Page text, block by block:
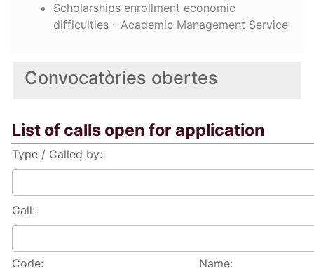
Convocatòries obertes
List of calls open for application
Type / Called by:
Call:
Code: Name:
Scholarships enrollment economic
difficulties - Academic Management Service